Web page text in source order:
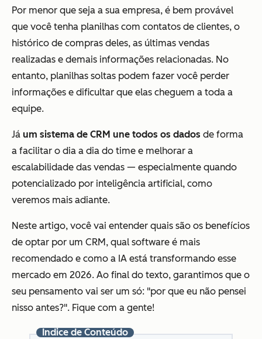
Por menor que seja a sua empresa, é bem provável
que você tenha planilhas com contatos de clientes, o
histórico de compras deles, as últimas vendas
realizadas e demais informações relacionadas. No
entanto, planilhas soltas podem fazer você perder
informações e dificultar que elas cheguem a toda a
equipe.
Já um sistema de CRM une todos os dados de forma
a facilitar o dia a dia do time e melhorar a
escalabilidade das vendas — especialmente quando
potencializado por inteligência artificial, como
veremos mais adiante.
Neste artigo, você vai entender quais são os benefícios
de optar por um CRM, qual software é mais
recomendado e como a IA está transformando esse
mercado em 2026. Ao final do texto, garantimos que o
seu pensamento vai ser um só: "por que eu não pensei
nisso antes?". Fique com a gente!
Índice de Conteúdo